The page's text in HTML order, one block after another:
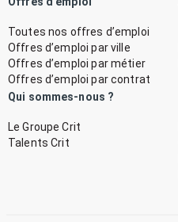
Toutes nos offres d’emploi
Offres d’emploi par ville
Offres d’emploi par métier
Offres d’emploi par contrat
Qui sommes-nous ?
Le Groupe Crit
Talents Crit